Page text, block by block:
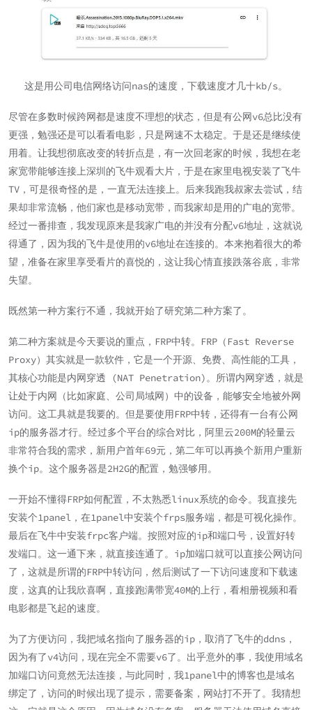
这是用公司电信网络访问nas的速度，下载速度才几十kb/s。
尽管在多数时候跨网都是速度不理想的状态，但是有公网v6总比没有
更强，勉强还是可以看看电影，只是网速不太稳定。于是还是继续使
用着。让我想彻底改变的转折点是，有一次回老家的时候，我想在老
家宽带能够连接上深圳的飞牛观看大片，于是在家里电视安装了飞牛
TV，可是很奇怪的是，一直无法连接上。后来我跑我叔家去尝试，结
果却非常流畅，他们家也是移动宽带，而我家却是用的广电的宽带。
经过一番排查，我发现原来是我家广电的并没有分配v6地址，这就说
得通了，因为我的飞牛是使用的v6地址在连接的。本来抱着很大的希
望，准备在家里享受看片的喜悦的，这让我心情直接跌落谷底，非常
失望。
既然第一种方案行不通，我就开始了研究第二种方案了。
第二种方案就是今天要说的重点，FRP中转。FRP（Fast Reverse
Proxy）其实就是一款软件，它是一个开源、免费、高性能的工具，
其核心功能是内网穿透 (NAT Penetration)。所谓内网穿透，就是
让处于内网（比如家庭、公司局域网）中的设备，能够安全地被外网
访问。这工具就是我要的。但是要使用FRP中转，还得有一台有公网
ip的服务器才行。经过多个平台的综合对比，阿里云200M的轻量云
非常符合我的需求，新用户首年69元，第二年可以再换个新用户重新
换个ip。这个服务器是2H2G的配置，勉强够用。
一开始不懂得FRP如何配置，不太熟悉linux系统的命令。我直接先
安装个1panel，在1panel中安装个frps服务端，都是可视化操作。
最后在飞牛中安装frpc客户端。按照对应的ip和端口号，设置好转
发端口。这一通下来，就直接连通了。ip加端口就可以直接公网访问
了，这就是所谓的FRP中转访问，然后测试了一下访问速度和下载速
度，这真的让我欣喜啊，直接跑满带宽40M的上行，看相册视频和看
电影都是飞起的速度。
为了方便访问，我把域名指向了服务器的ip，取消了飞牛的ddns，
因为有了v4访问，现在完全不需要v6了。出乎意外的事，我使用域名
加端口访问竟然无法连接，与此同时，我1panel中的博客也是域名
绑定了，访问的时候出现了提示，需要备案，网站打不开了。我猜想